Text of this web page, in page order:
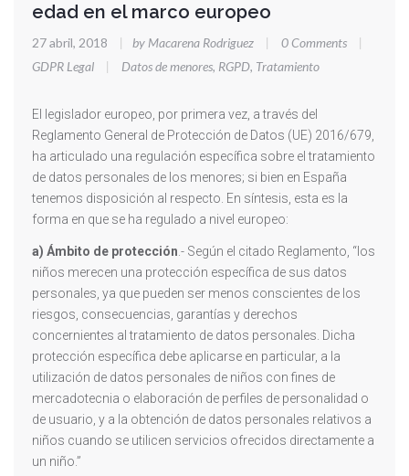
edad en el marco europeo
27 abril, 2018 | by Macarena Rodriguez | 0 Comments
|
GDPR Legal
| Datos de menores, RGPD, Tratamiento
El legislador europeo, por primera vez, a través del
Reglamento General de Protección de Datos (UE) 2016/679,
ha articulado una regulación específica sobre el tratamiento
de datos personales de los menores; si bien en España
tenemos disposición al respecto. En síntesis, esta es la
forma en que se ha regulado a nivel europeo:
a) Ámbito de protección .- Según el citado Reglamento, “los
niños merecen una protección específica de sus datos
personales, ya que pueden ser menos conscientes de los
riesgos, consecuencias, garantías y derechos
concernientes al tratamiento de datos personales. Dicha
protección específica debe aplicarse en particular, a la
utilización de datos personales de niños con fines de
mercadotecnia o elaboración de perfiles de personalidad o
de usuario, y a la obtención de datos personales relativos a
niños cuando se utilicen servicios ofrecidos directamente a
un niño.”